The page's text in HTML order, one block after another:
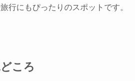
行にもぴったりのスポットです。
ころ